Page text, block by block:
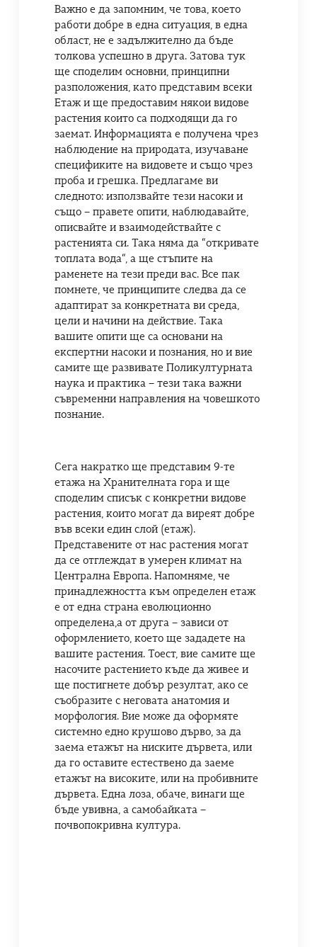
Важно е да запомним, че това, което
работи добре в една ситуация, в една
област, не е задължително да бъде
толкова успешно в друга. Затова тук
ще споделим основни, принципни
разположения, като представим всеки
Етаж и ще предоставим някои видове
растения които са подходящи да го
заемат. Информацията е получена чрез
наблюдение на природата, изучаване
спецификите на видовете и също чрез
проба и грешка. Предлагаме ви
следното: използвайте тези насоки и
също – правете опити, наблюдавайте,
описвайте и взаимодействайте с
растенията си. Така няма да “откривате
топлата вода“, а ще стъпите на
раменете на тези преди вас. Все пак
помнете, че принципите следва да се
адаптират за конкретната ви среда,
цели и начини на действие. Така
вашите опити ще са основани на
експертни насоки и познания, но и вие
самите ще развивате Поликултурната
наука и практика – тези така важни
съвременни направления на човешкото
познание.
Сега накратко ще представим 9-те
етажа на Хранителната гора и ще
споделим списък с конкретни видове
растения, които могат да виреят добре
във всеки един слой (етаж).
Представените от нас растения могат
да се отглеждат в умерен климат на
Централна Европа. Напомняме, че
принадлежността към определен етаж
е от една страна еволюционно
определена,а от друга – зависи от
оформлението, което ще зададете на
вашите растения. Тоест, вие самите ще
насочите растението къде да живее и
ще постигнете добър резултат, ако се
съобразите с неговата анатомия и
морфология. Вие може да оформяте
системно едно крушово дърво, за да
заема етажът на ниските дървета, или
да го оставите естествено да заеме
етажът на високите, или на пробивните
дървета. Една лоза, обаче, винаги ще
бъде увивна, а самобайката –
почвопокривна култура.